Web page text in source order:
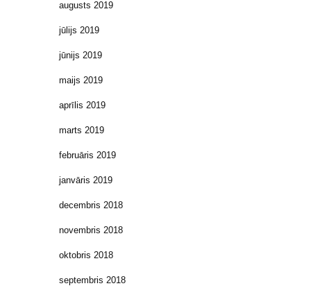
augusts 2019
jūlijs 2019
jūnijs 2019
maijs 2019
aprīlis 2019
marts 2019
februāris 2019
janvāris 2019
decembris 2018
novembris 2018
oktobris 2018
septembris 2018